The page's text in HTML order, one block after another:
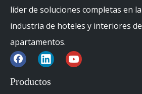
líder de soluciones completas en la
industria de hoteles y interiores de
apartamentos.
Productos